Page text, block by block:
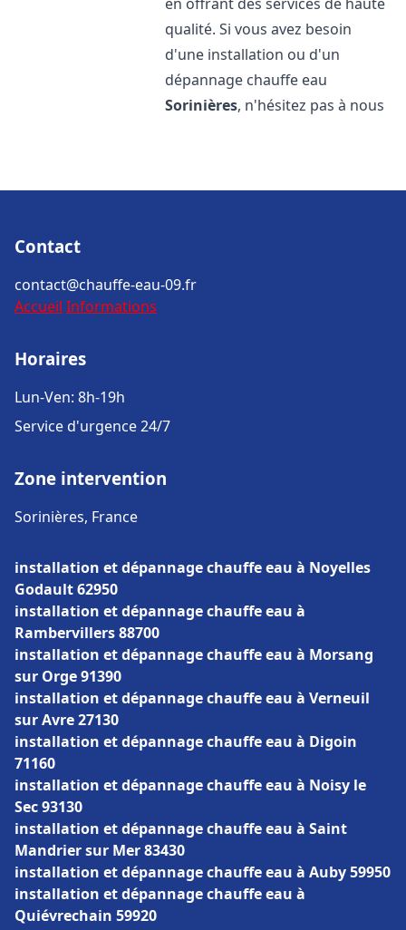
qualité. Si vous avez besoin
d'une installation ou d'un
dépannage chauffe eau
Sorinières, n'hésitez pas à nous
Contact
contact@chauffe-eau-09.fr
Accueil Informations
Horaires
Lun-Ven: 8h-19h
Service d'urgence 24/7
Zone intervention
Sorinières, France
installation et dépannage chauffe eau à Noyelles
Godault 62950
installation et dépannage chauffe eau à
Rambervillers 88700
installation et dépannage chauffe eau à Morsang
sur Orge 91390
installation et dépannage chauffe eau à Verneuil
sur Avre 27130
installation et dépannage chauffe eau à Digoin
71160
installation et dépannage chauffe eau à Noisy le
Sec 93130
installation et dépannage chauffe eau à Saint
Mandrier sur Mer 83430
installation et dépannage chauffe eau à Auby 59950
installation et dépannage chauffe eau à
Quiévrechain 59920